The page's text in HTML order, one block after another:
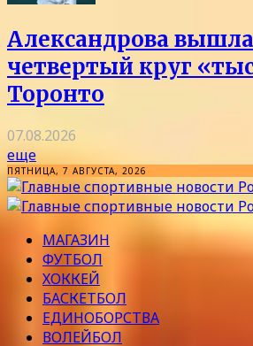
Александрова
четвертый круг
Торонто
07.08.2026
еще
ПЯТНИЦА, 7 АВГУСТА, 2026
МАГАЗИН
ФУТБОЛ
ХОККЕЙ
БАСКЕТБОЛ
ЕДИНОБОРСТВА
ВОЛЕЙБОЛ